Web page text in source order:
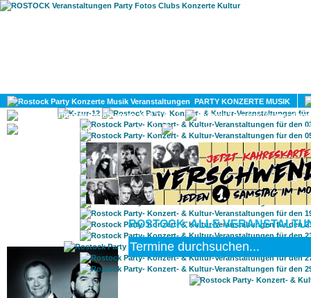
PARTY KONZERTE MUSIK
KULTUR
GAY
ROSTOCK TAGESTIPP
ROSTOCK: ALLE